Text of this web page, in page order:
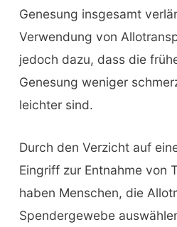
Genesung insgesamt
Verwendung von
jedoch dazu, dass die
Genesung weniger
leichter sind.
Durch den Verzicht auf
Eingriff zur Entnahme von
haben Menschen, die
Spendergewebe